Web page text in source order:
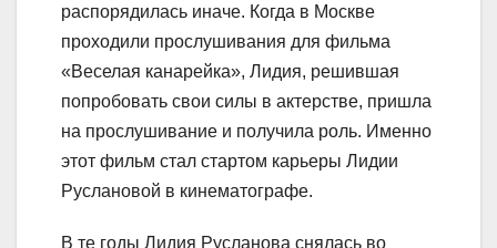
распорядилась иначе. Когда в Москве
проходили прослушивания для фильма
«Веселая канарейка», Лидия, решившая
попробовать свои силы в актерстве, пришла
на прослушивание и получила роль. Именно
этот фильм стал стартом карьеры Лидии
Руслановой в кинематографе.
В те годы Лидия Русланова снялась во